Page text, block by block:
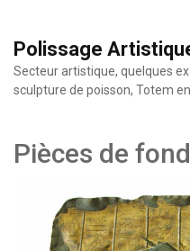
Polissage
Secteur artistique, quelques
sculpture de poisson, Totem
Pièces de